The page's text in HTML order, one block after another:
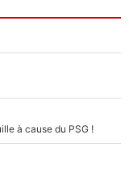
à cause du PSG !